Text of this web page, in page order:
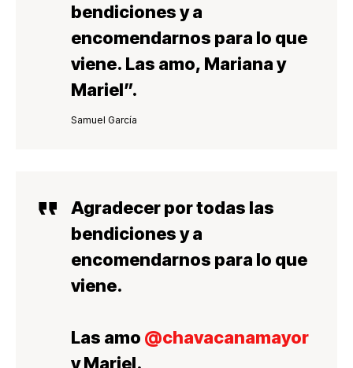
bendiciones y a
encomendarnos para lo que
viene. Las amo, Mariana y
Mariel”.
Samuel García
Agradecer por todas las
bendiciones y a
encomendarnos para lo que
viene.
Las amo @chavacanamayor
y Mariel.